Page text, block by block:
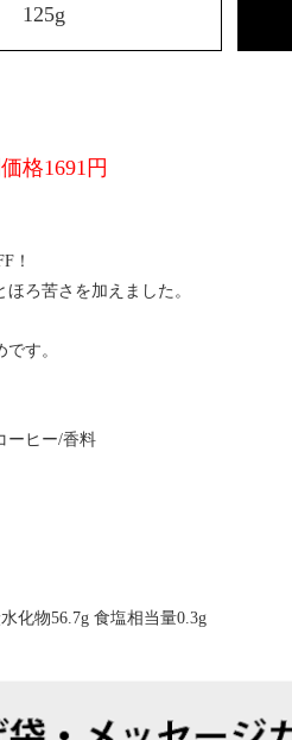
125g
格1691円
！
ろ苦さを加えました。
す。
ーヒー/香料
化物56.7g 食塩相当量0.3g